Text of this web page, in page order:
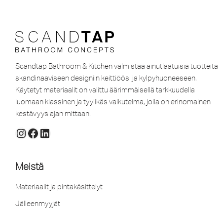
Scandtap Bathroom & Kitchen valmistaa ainutlaatuisia tuotteita
skandinaaviseen designiin keittiöösi ja kylpyhuoneeseen.
Käytetyt materiaalit on valittu äärimmäisellä tarkkuudella
luomaan klassinen ja tyylikäs vaikutelma, jolla on erinomainen
kestävyys ajan mittaan.
Meistä
Materiaalit ja pintakäsittelyt
Jälleenmyyjät